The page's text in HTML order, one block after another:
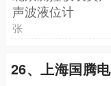
声波液位计
张
26、上海国腾